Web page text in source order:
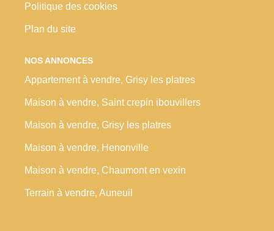
Politique des cookies
Plan du site
NOS ANNONCES
Appartement à vendre, Grisy les platres
Maison à vendre, Saint crepin ibouvillers
Maison à vendre, Grisy les platres
Maison à vendre, Henonville
Maison à vendre, Chaumont en vexin
Terrain à vendre, Auneuil